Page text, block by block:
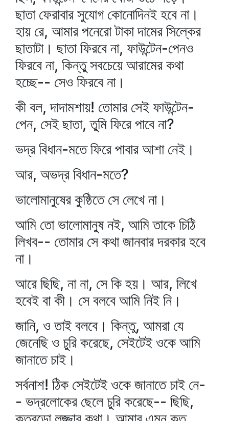
ছাতা ফেরাবার সুযোগ কোনোদিনই হবে না।
হায় রে, আমার পনেরো টাকা দামের সিল্কের
ছাতাটা। ছাতা ফিরবে না, ফাউন্টেন-পেনও
ফিরবে না, কিন্তু সবচেয়ে আরামের কথা
হচ্ছে-- সেও ফিরবে না।
কী বল, দাদামশায়! তোমার সেই ফাউন্টেন-
পেন, সেই ছাতা, তুমি ফিরে পাবে না?
ভদ্র বিধান-মতে ফিরে পাবার আশা নেই।
আর, অভদ্র বিধান-মতে?
ভালোমানুষের কুষ্ঠিতে সে লেখে না।
আমি তো ভালোমানুষ নই, আমি তাকে চিঠি
লিখব-- তোমার সে কথা জানবার দরকার হবে
না।
আরে ছিছি, না না, সে কি হয়। আর, লিখে
হবেই বা কী। সে বলবে আমি নিই নি।
জানি, ও তাই বলবে। কিন্তু, আমরা যে
জেনেছি ও চুরি করেছে, সেইটেই ওকে আমি
জানাতে চাই।
সর্বনাশ! ঠিক সেইটেই ওকে জানাতে চাই নে-
- ভদ্রলোকের ছেলে চুরি করেছে-- ছিছি,